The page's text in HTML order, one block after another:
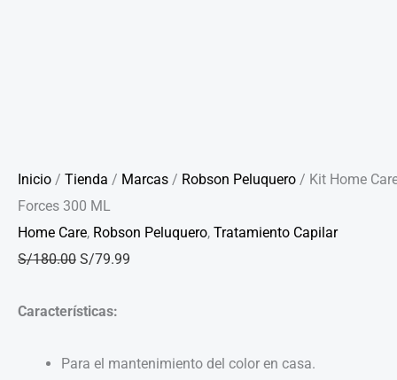
Inicio / Tienda / Marcas / Robson Peluquero / Kit Home
Forces 300 ML
Home Care, Robson Peluquero, Tratamiento Capilar
S/180.00 S/79.99
Características:
Para el mantenimiento del color en casa.